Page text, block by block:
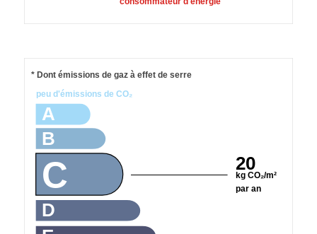
20
kg CO₂/m²
par an
A
B
C
D
peu d'émissions de CO₂
* Dont émissions de gaz à effet de serre